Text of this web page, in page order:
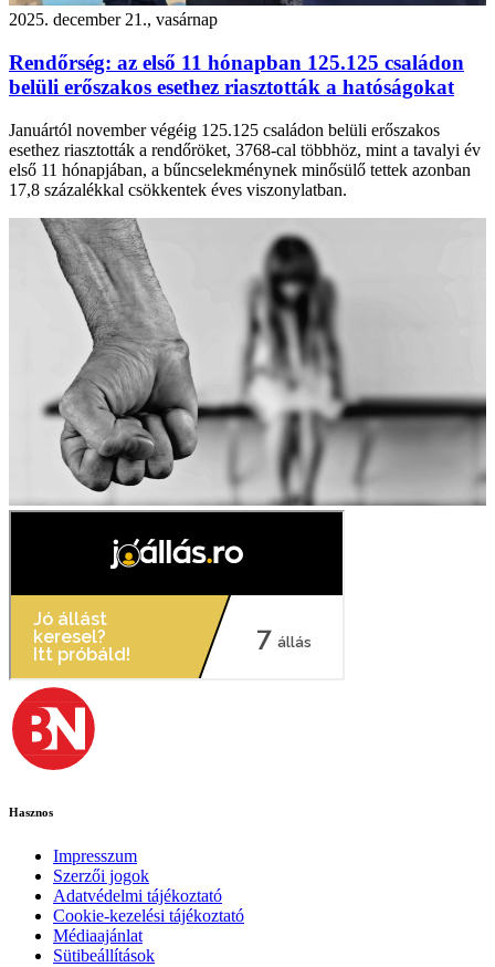
2025. december 21., vasárnap
Rendőrség: az első 11 hónapban 125.125 családon
belüli erőszakos esethez riasztották a hatóságokat
Januártól november végéig 125.125 családon belüli erőszakos
esethez riasztották a rendőröket, 3768-cal többhöz, mint a tavalyi év
első 11 hónapjában, a bűncselekménynek minősülő tettek azonban
17,8 százalékkal csökkentek éves viszonylatban.
Hasznos
Impresszum
Szerzői jogok
Adatvédelmi tájékoztató
Cookie-kezelési tájékoztató
Médiaajánlat
Sütibeállítások